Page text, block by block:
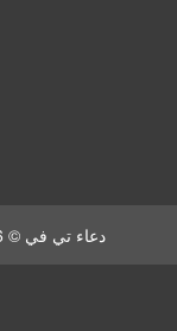
دعاء تي في © 2026